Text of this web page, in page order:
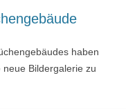
haben
Bildergalerie zu